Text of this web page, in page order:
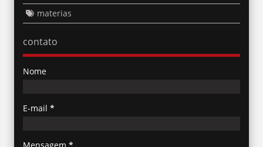
materias
contato
Nome
E-mail *